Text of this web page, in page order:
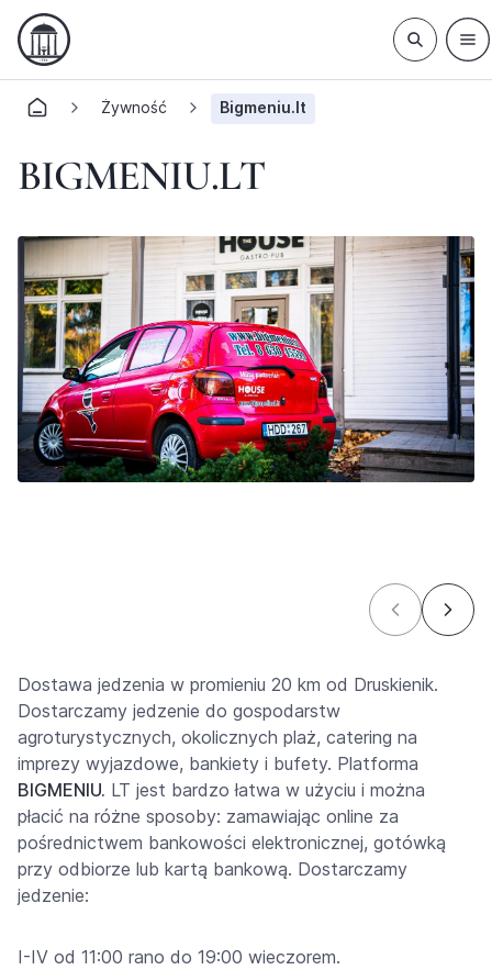
Żywność Bigmeniu.lt
BIGMENIU.LT
Dostawa jedzenia w promieniu 20 km od Druskienik.
Dostarczamy jedzenie do gospodarstw
agroturystycznych, okolicznych plaż, catering na
imprezy wyjazdowe, bankiety i bufety. Platforma
BIGMENIU. LT jest bardzo łatwa w użyciu i można
płacić na różne sposoby: zamawiając online za
pośrednictwem bankowości elektronicznej, gotówką
przy odbiorze lub kartą bankową. Dostarczamy
jedzenie:
I-IV od 11:00 rano do 19:00 wieczorem.